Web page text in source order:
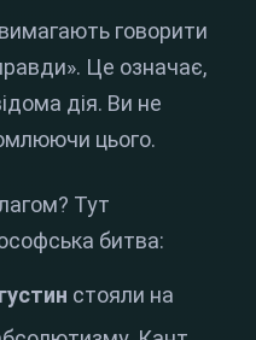
говорити
Це означає,
дія. Ви не
цього.
Тут
битва:
стояли на